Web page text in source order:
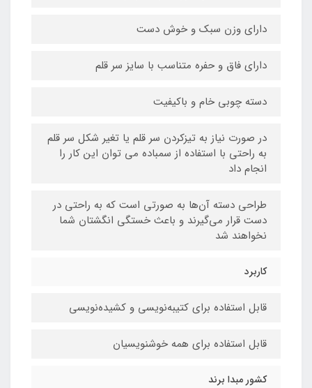
دارای وزن سبک و خوش دست
دارای فاق و حفره متناسب با سایز سر قلم
دسته چوبی خام و باکیفیت
در صورت نیاز به تیزکردن سر قلم یا تغیر شکل سر قلم
به راحتی با استفاده از سمباده می توان این کار را
انجام داد
طراحی دسته آن‌ها به صورتی است که به راحتی در
دست قرار می‌گیرند و باعث خستگی انگشتان شما
نخواهند شد
کاربرد
قابل استفاده برای کتیبه‌نویسی و کشیده‌نویسی
قابل استفاده برای همه خوشنویسیان
کشور مبدا برند